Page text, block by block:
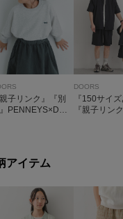
親子リンク』『別
PENNEYS×DOO
DOORS
『150サイ
『親子リン
アイテム